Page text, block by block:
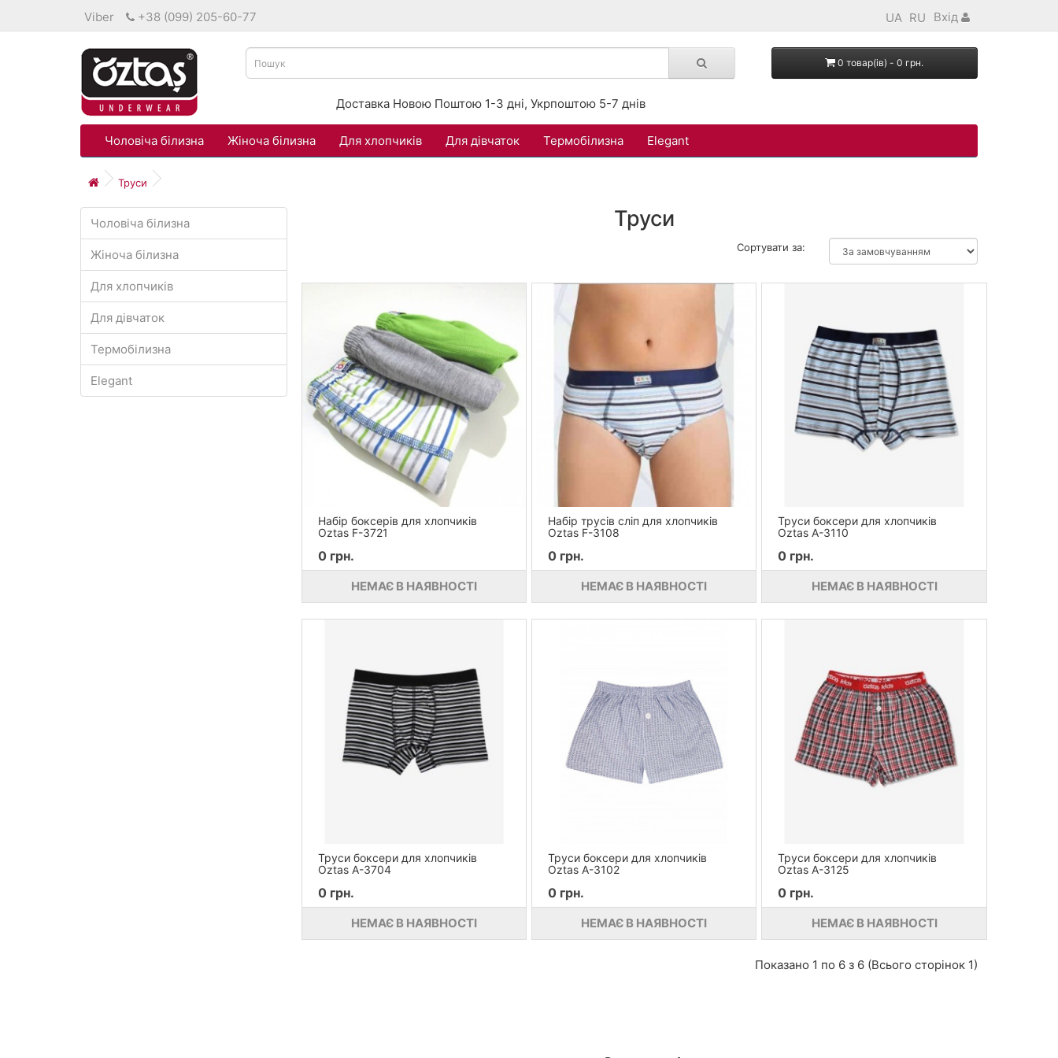
Viber +38 (099) 205-60-77 Вхід
UA RU
Доставка Новою Поштою 1-3 дні, Укрпоштою 5-7 днів
0 товар(ів) - 0 грн.
Чоловіча білизна Жіноча білизна Для хлопчиків Для дівчаток Термобілизна Elegant
Труси
Чоловіча білизна
Жіноча білизна
Для хлопчиків
Для дівчаток
Термобілизна
Elegant
Труси
Сортувати за:
Набір боксерів для хлопчиків
Oztas F-3721
0 грн.
НЕМАЄ В НАЯВНОСТІ
Набір трусів сліп для хлопчиків
Oztas F-3108
0 грн.
НЕМАЄ В НАЯВНОСТІ
Труси боксери для хлопчиків
Oztas A-3110
0 грн.
НЕМАЄ В НАЯВНОСТІ
Труси боксери для хлопчиків
Oztas A-3704
0 грн.
НЕМАЄ В НАЯВНОСТІ
Труси боксери для хлопчиків
Oztas A-3102
0 грн.
НЕМАЄ В НАЯВНОСТІ
Труси боксери для хлопчиків
Oztas A-3125
0 грн.
НЕМАЄ В НАЯВНОСТІ
Показано 1 по 6 з 6 (Всього сторінок 1)